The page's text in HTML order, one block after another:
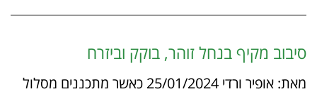
סיבוב מקיף בנחל זוהר, בוקק וביזרח
מאת: אופיר ורדי 25/01/2024 כאשר מתכננים מסלול